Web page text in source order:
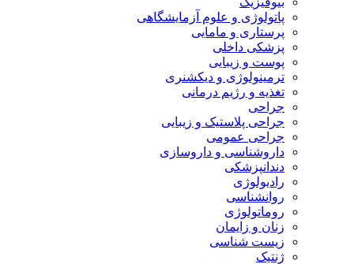
پاتولوژی و علوم آزمایشگاهی
پرستاری و مامایی
پزشکی داخلی
پوست و زیبایی
ترمینولوژی و دیکشنری
تغذیه و رژیم درمانی
جراحی
جراحی پلاستیک و زیبایی
جراحی عمومی
داروشناسی و داروسازی
دندانپزشکی
رادیولوژی
روانشناسی
روماتولوژی
زنان و زایمان
زیست شناسی
ژنتیک